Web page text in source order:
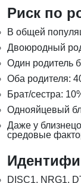
Риск по
В общей
Двоюродный
Один родитель
Оба родителя:
Брат/сестра:
Однояйцевый
Даже у
средовые
DISC1, NRG1,